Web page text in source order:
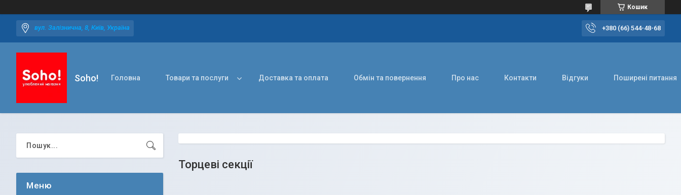
Кошик
вул. Залізнична, 8, Київ, Україна +380 (66) 544-48-68
Soho! Головна Товари та послуги Доставка та оплата Обмін та повернення Про нас Контакти Відгуки Поширені питання
Торцеві секції